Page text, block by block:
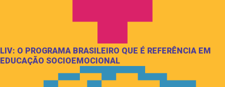
LIV: O PROGRAMA BRASILEIRO QUE É REFERÊNCIA EM
EDUCAÇÃO SOCIOEMOCIONAL